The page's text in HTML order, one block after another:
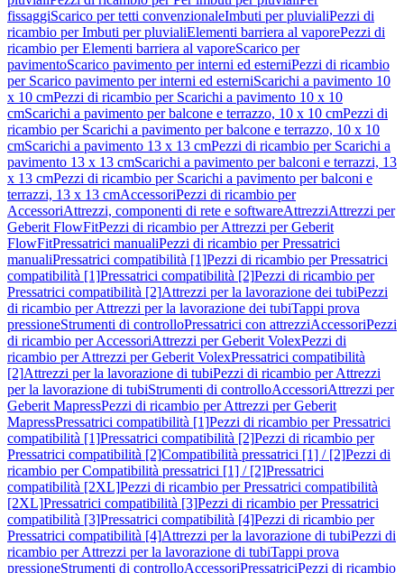
fissaggiScarico per tetti convenzionaleImbuti per pluvialiPezzi di
ricambio per Imbuti per pluvialiElementi barriera al vaporePezzi di
ricambio per Elementi barriera al vaporeScarico per
pavimentoScarico pavimento per interni ed esterniPezzi di ricambio
per Scarico pavimento per interni ed esterniScarichi a pavimento 10
x 10 cmPezzi di ricambio per Scarichi a pavimento 10 x 10
cmScarichi a pavimento per balcone e terrazzo, 10 x 10 cmPezzi di
ricambio per Scarichi a pavimento per balcone e terrazzo, 10 x 10
cmScarichi a pavimento 13 x 13 cmPezzi di ricambio per Scarichi a
pavimento 13 x 13 cmScarichi a pavimento per balconi e terrazzi, 13
x 13 cmPezzi di ricambio per Scarichi a pavimento per balconi e
terrazzi, 13 x 13 cmAccessoriPezzi di ricambio per
AccessoriAttrezzi, componenti di rete e softwareAttrezziAttrezzi per
Geberit FlowFitPezzi di ricambio per Attrezzi per Geberit
FlowFitPressatrici manualiPezzi di ricambio per Pressatrici
manualiPressatrici compatibilità [1]Pezzi di ricambio per Pressatrici
compatibilità [1]Pressatrici compatibilità [2]Pezzi di ricambio per
Pressatrici compatibilità [2]Attrezzi per la lavorazione dei tubiPezzi
di ricambio per Attrezzi per la lavorazione dei tubiTappi prova
pressioneStrumenti di controlloPressatrici con attrezziAccessoriPezzi
di ricambio per AccessoriAttrezzi per Geberit VolexPezzi di
ricambio per Attrezzi per Geberit VolexPressatrici compatibilità
[2]Attrezzi per la lavorazione di tubiPezzi di ricambio per Attrezzi
per la lavorazione di tubiStrumenti di controlloAccessoriAttrezzi per
Geberit MapressPezzi di ricambio per Attrezzi per Geberit
MapressPressatrici compatibilità [1]Pezzi di ricambio per Pressatrici
compatibilità [1]Pressatrici compatibilità [2]Pezzi di ricambio per
Pressatrici compatibilità [2]Compatibilità pressatrici [1] / [2]Pezzi di
ricambio per Compatibilità pressatrici [1] / [2]Pressatrici
compatibilità [2XL]Pezzi di ricambio per Pressatrici compatibilità
[2XL]Pressatrici compatibilità [3]Pezzi di ricambio per Pressatrici
compatibilità [3]Pressatrici compatibilità [4]Pezzi di ricambio per
Pressatrici compatibilità [4]Attrezzi per la lavorazione di tubiPezzi di
ricambio per Attrezzi per la lavorazione di tubiTappi prova
pressioneStrumenti di controlloAccessoriPressatriciPezzi di ricambio